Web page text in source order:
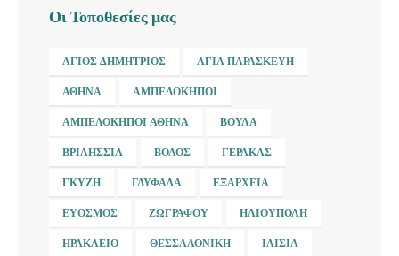
Οι Τοποθεσίες μας
ΆΓΙΟΣ ΔΗΜΉΤΡΙΟΣ ΑΓΊΑ ΠΑΡΑΣΚΕΥΉ
ΑΘΉΝΑ ΑΜΠΕΛΌΚΗΠΟΙ
ΑΜΠΕΛΌΚΗΠΟΙ ΑΘΉΝΑ ΒΟΎΛΑ
ΒΡΙΛΉΣΣΙΑ ΒΌΛΟΣ ΓΈΡΑΚΑΣ
ΓΚΎΖΗ ΓΛΥΦΆΔΑ ΕΞΆΡΧΕΙΑ
ΕΎΟΣΜΟΣ ΖΩΓΡΆΦΟΥ ΗΛΙΟΎΠΟΛΗ
ΗΡΆΚΛΕΙΟ ΘΕΣΣΑΛΟΝΊΚΗ ΙΛΊΣΙΑ